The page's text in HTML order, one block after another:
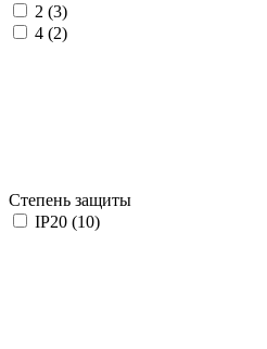
2 (3)
4 (2)
Степень защиты
IP20 (10)